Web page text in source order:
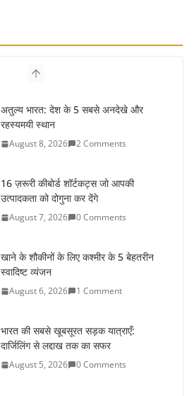
अतुल्य भारत: देश के 5 सबसे अनदेखे और
रहस्यमयी स्थान
August 8, 2026 2 Comments
16 ज़रूरी कीबोर्ड शॉर्टकट्स जो आपकी
उत्पादकता को दोगुना कर देंगे
August 7, 2026 0 Comments
खाने के शौकीनों के लिए कश्मीर के 5 बेहतरीन
स्वादिष्ट व्यंजन
August 6, 2026 1 Comment
भारत की सबसे खूबसूरत सड़क यात्राएँ:
दार्जिलिंग से लद्दाख तक का सफर
August 5, 2026 0 Comments